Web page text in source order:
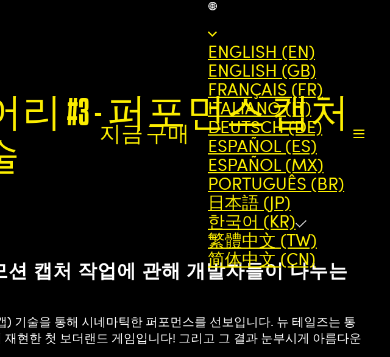
지금 구매
ENGLISH (EN)
ENGLISH (GB)
FRANÇAIS (FR)
ITALIANO (IT)
DEUTSCH (DE)
ESPAÑOL (ES)
ESPAÑOL (MX)
PORTUGUÊS (BR)
日本語 (JP)
한국어 (KR)
繁體中文 (TW)
简体中文 (CN)
#3 - 퍼포먼스 캡처
캡처 작업에 관해 개발자들이 나누는
기술을 통해 시네마틱한 퍼포먼스를 선보입니다. 뉴 테일즈는 통
현한 첫 보더랜드 게임입니다! 그리고 그 결과 눈부시게 아름다운